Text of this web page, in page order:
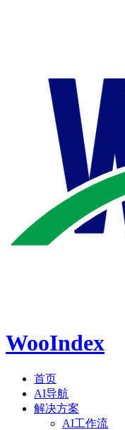
WooIndex
首页
AI导航
解决方案
AI工作流